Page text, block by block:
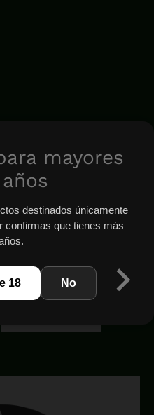
mayores
destinados únicamente
confirmas que tienes más
18 No